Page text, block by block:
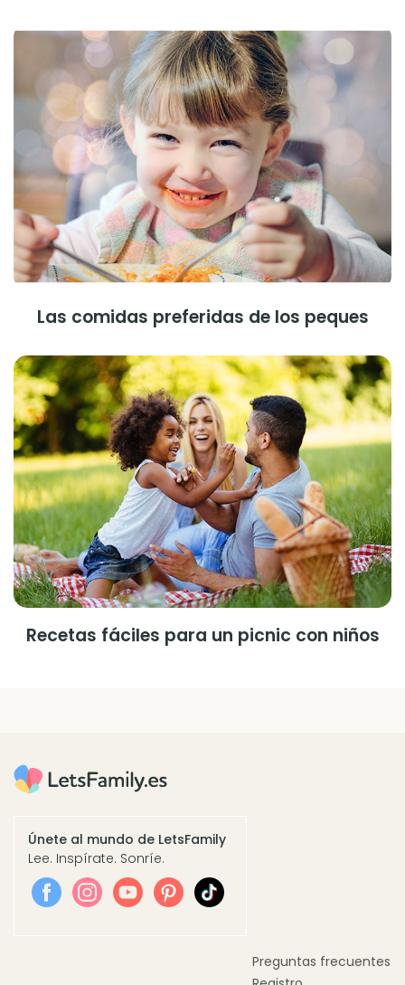
Las comidas preferidas de los peques
Recetas fáciles para un picnic con niños
Únete al mundo de LetsFamily
Lee. Inspírate. Sonríe.
Preguntas frecuentes